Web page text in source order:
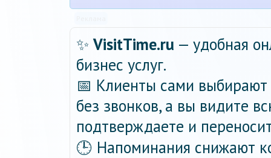
✨ VisitTime.ru — удобная
бизнес услуг.
📅 Клиенты сами
без звонков, а вы видите
подтверждаете и
🕒 Напоминания снижают